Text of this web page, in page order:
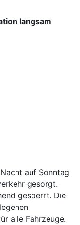
langsam
auf Sonntag
gesorgt.
gesperrt. Die
alle Fahrzeuge.